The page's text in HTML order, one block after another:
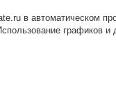
в автоматическом
графиков